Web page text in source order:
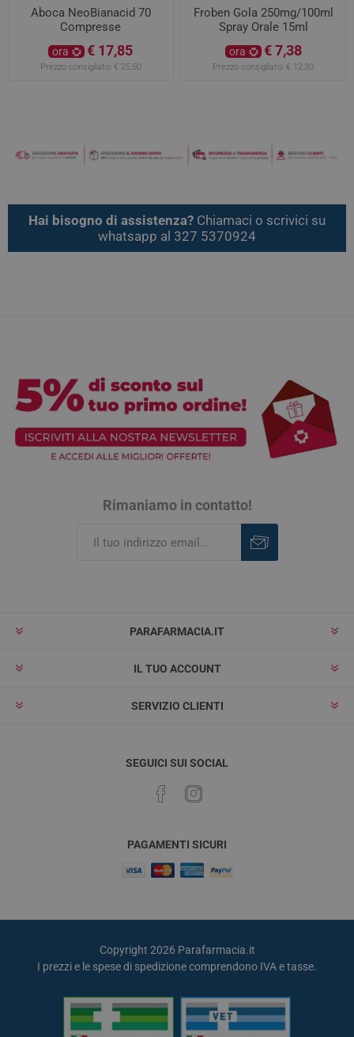
Aboca NeoBianacid 70
Compresse
ora € 17,85
Prezzo consigliato: € 25,50
Froben Gola 250mg/100ml
Spray Orale 15ml
ora € 7,38
Prezzo consigliato: € 12,30
Hai bisogno di assistenza? Chiamaci o scrivici su
whatsapp al 327 5370924
Rimaniamo in contatto!
PARAFARMACIA.IT
IL TUO ACCOUNT
SERVIZIO CLIENTI
SEGUICI SUI SOCIAL
PAGAMENTI SICURI
Copyright 2026 Parafarmacia.it
I prezzi e le spese di spedizione comprendono IVA e tasse.